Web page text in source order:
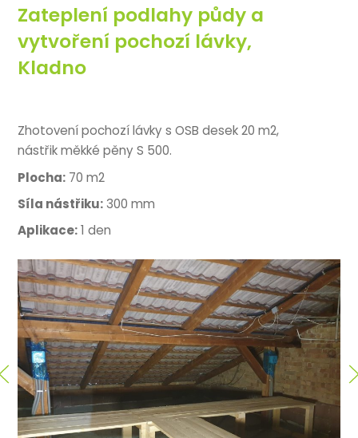
Zateplení podlahy půdy a
vytvoření pochozí lávky,
Kladno
Zhotovení pochozí lávky s OSB desek 20 m2,
nástřik měkké pěny S 500.
Plocha: 70 m2
Síla nástřiku: 300 mm
Aplikace:1 den